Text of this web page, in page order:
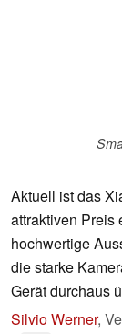
Aktuell ist das
attraktiven Preis
hochwertige
die starke
Gerät durchaus
Silvio Werner,